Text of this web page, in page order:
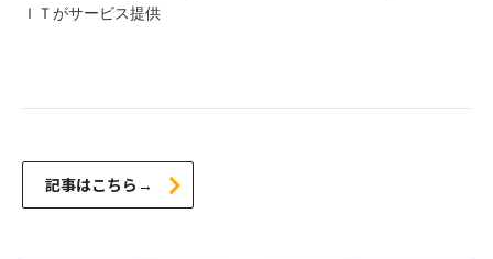
ＩＴがサービス提供
記事はこちら→